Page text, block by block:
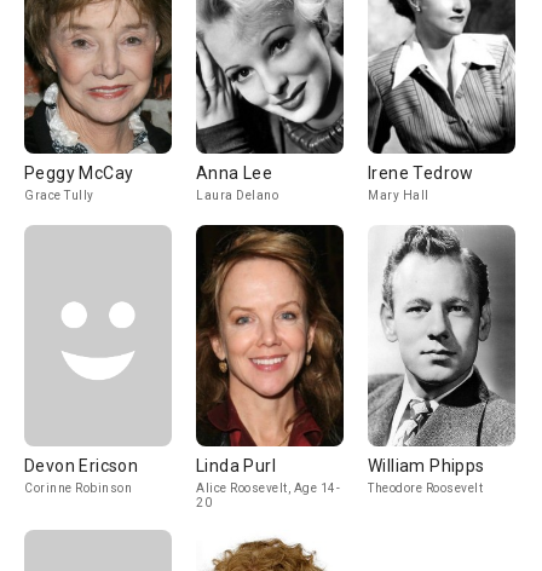
Peggy McCay
Grace Tully
Anna Lee
Laura Delano
Irene Tedrow
Mary Hall
Devon Ericson
Corinne Robinson
Linda Purl
Alice Roosevelt, Age 14-
20
William Phipps
Theodore Roosevelt